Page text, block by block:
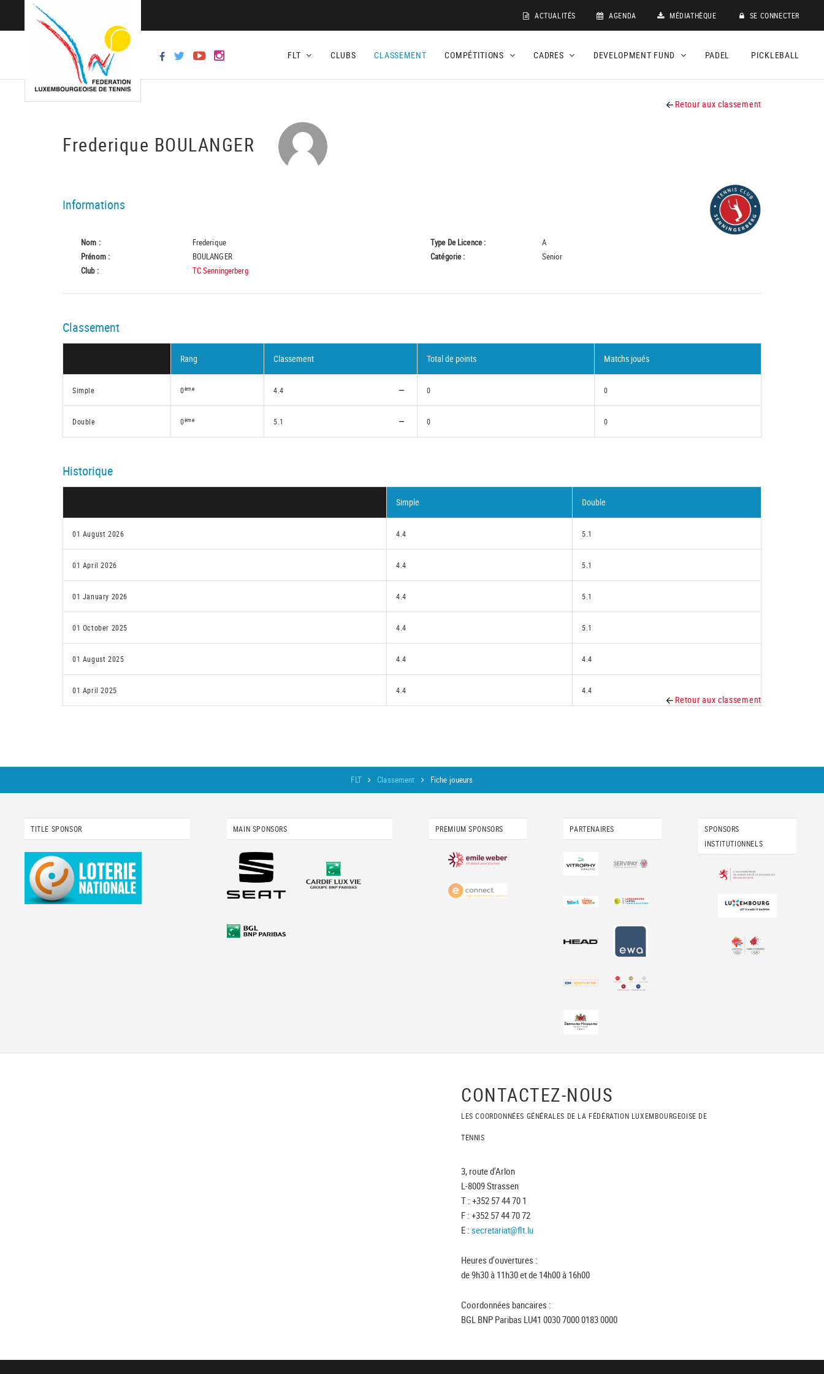
ACTUALITÉS AGENDA MÉDIATHÈQUE SE CONNECTER
FLT CLUBS CLASSEMENT COMPÉTITIONS CADRES DEVELOPMENT FUND PADEL PICKLEBALL
Retour aux classement
Frederique BOULANGER
Informations
Nom :
Frederique
Prénom :
BOULANGER
Club :
TC Senningerberg
Type De Licence :
A
Catégorie :
Senior
Classement
Rang Classement Total de points Matchs joués
Simple 0ème 4.4 0 0
Double 0ème 5.1 0 0
Historique
Simple Double
01 August 2026 4.4 5.1
01 April 2026 4.4 5.1
01 January 2026 4.4 5.1
01 October 2025 4.4 5.1
01 August 2025 4.4 4.4
01 April 2025 4.4 4.4
Retour aux classement
FLT Classement Fiche joueurs
TITLE SPONSOR MAIN SPONSORS PREMIUM SPONSORS PARTENAIRES
SPONSORS
INSTITUTIONNELS
CONTACTEZ-NOUS
LES COORDONNÉES GÉNÉRALES DE LA FÉDÉRATION LUXEMBOURGEOISE DE
TENNIS
3, route d'Arlon
L-8009 Strassen
T : +352 57 44 70 1
F : +352 57 44 70 72
E : secretariat@flt.lu
Heures d'ouvertures :
de 9h30 à 11h30 et de 14h00 à 16h00
Coordonnées bancaires :
BGL BNP Paribas LU41 0030 7000 0183 0000